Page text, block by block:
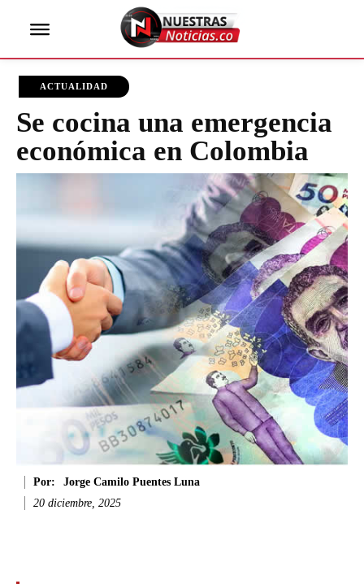
ACTUALIDAD
Se cocina una emergencia
económica en Colombia
Por:
Jorge Camilo Puentes Luna
20 diciembre, 2025